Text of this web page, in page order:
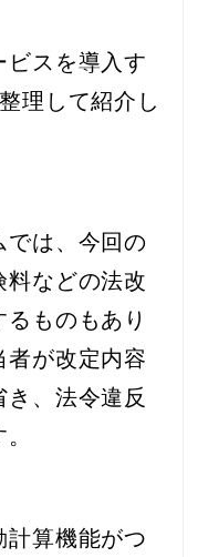
スを導入す
理して紹介し
は、今回の
などの法改
ものもあり
が改定内容
、法令違反
算機能がつ